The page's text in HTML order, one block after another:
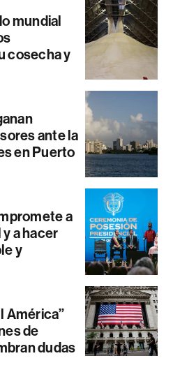
mundial
cosecha y
ante la
en Puerto
a
a hacer
y
América”
de
dudas